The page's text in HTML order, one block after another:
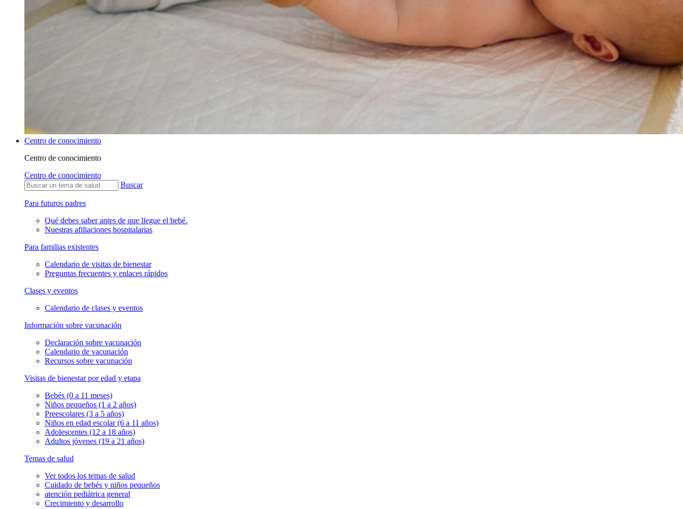
Centro de conocimiento
Centro de conocimiento
Centro de conocimiento
Buscar
Para futuros padres
Qué debes saber antes de que llegue el bebé.
Nuestras afiliaciones hospitalarias
Para familias existentes
Calendario de visitas de bienestar
Preguntas frecuentes y enlaces rápidos
Clases y eventos
Calendario de clases y eventos
Información sobre vacunación
Declaración sobre vacunación
Calendario de vacunación
Recursos sobre vacunación
Visitas de bienestar por edad y etapa
Bebés (0 a 11 meses)
Niños pequeños (1 a 2 años)
Preescolares (3 a 5 años)
Niños en edad escolar (6 a 11 años)
Adolescentes (12 a 18 años)
Adultos jóvenes (19 a 21 años)
Temas de salud
Ver todos los temas de salud
Cuidado de bebés y niños pequeños
atención pediátrica general
Crecimiento y desarrollo